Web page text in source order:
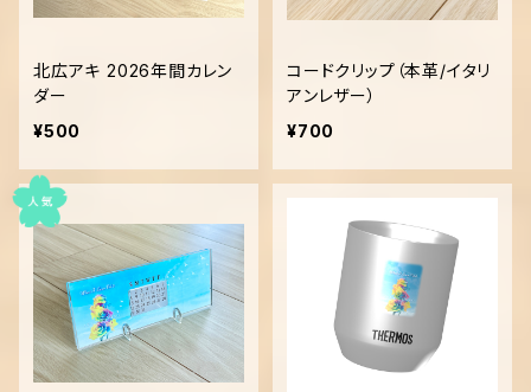
北広アキ 2026年間カレン
ダー
¥500
コードクリップ（本革/イタリ
アンレザー）
¥700